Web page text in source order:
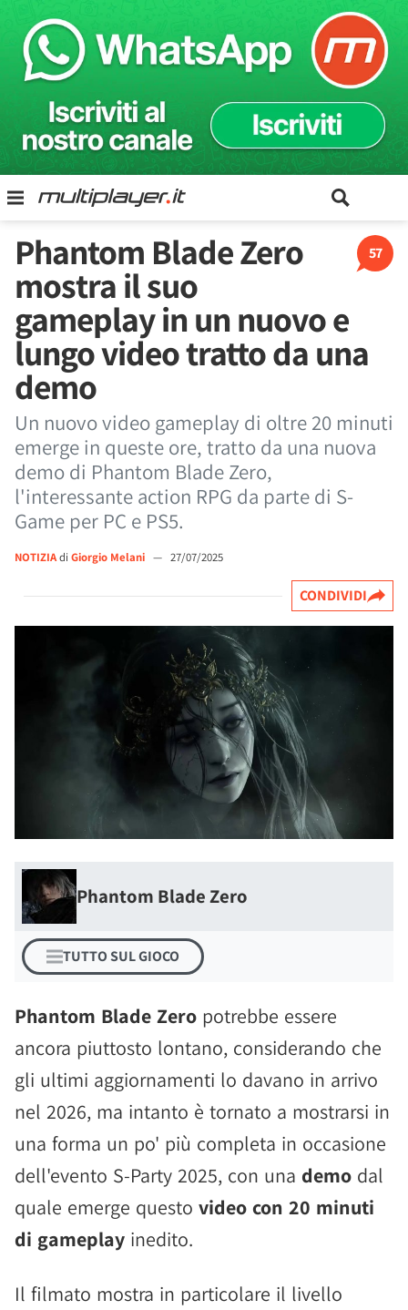
57
Phantom Blade Zero
mostra il suo
gameplay in un nuovo e
lungo video tratto da una
demo
Un nuovo video gameplay di oltre 20 minuti
emerge in queste ore, tratto da una nuova
demo di Phantom Blade Zero,
l'interessante action RPG da parte di S-
Game per PC e PS5.
NOTIZIAdi Giorgio Melani — 27/07/2025
CONDIVIDI
Phantom Blade Zero
TUTTO SUL GIOCO
Phantom Blade Zero potrebbe essere
ancora piuttosto lontano, considerando che
gli ultimi aggiornamenti lo davano in arrivo
nel 2026, ma intanto è tornato a mostrarsi in
una forma un po' più completa in occasione
dell'evento S-Party 2025, con una demo dal
quale emerge questo video con 20 minuti
di gameplay inedito.
Il filmato mostra in particolare il livello